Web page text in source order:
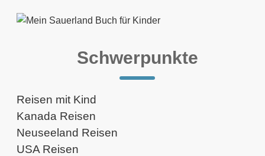
Schwerpunkte
Reisen mit Kind
Kanada Reisen
Neuseeland Reisen
USA Reisen